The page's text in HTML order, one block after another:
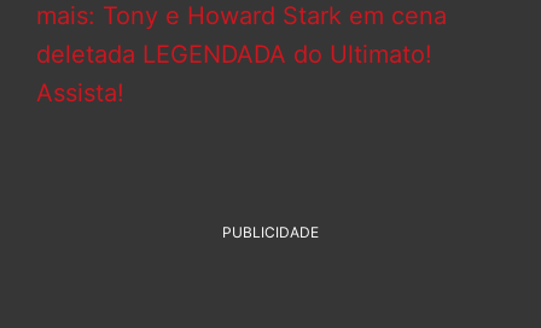
mais: Tony e Howard Stark em cena
deletada LEGENDADA do Ultimato!
Assista!
PUBLICIDADE